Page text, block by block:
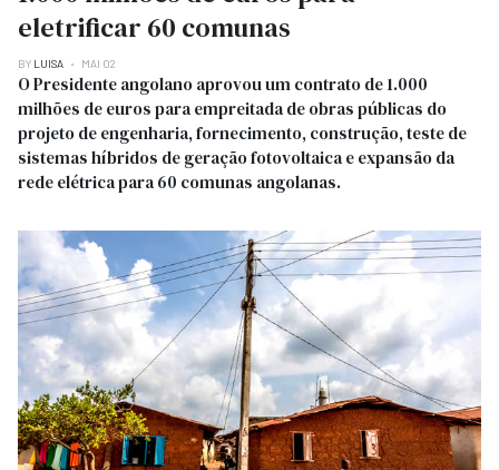
eletrificar 60 comunas
BY LUISA MAI 02
O Presidente angolano aprovou um contrato de 1.000
milhões de euros para empreitada de obras públicas do
projeto de engenharia, fornecimento, construção, teste de
sistemas híbridos de geração fotovoltaica e expansão da
rede elétrica para 60 comunas angolanas.